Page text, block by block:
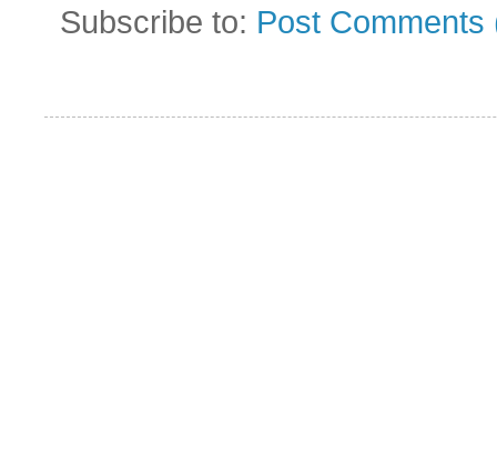
Subscribe to: Post Comments